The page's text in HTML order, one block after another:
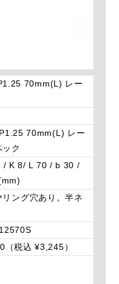
70mm(L) レー
70mm(L) レー
ック
/ K 8/ L 70 / b 30 /
リング穴あり。半ネ
（税込 ¥3,245）